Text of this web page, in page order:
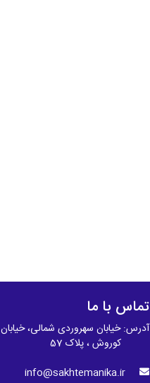
تماس با ما
آدرس: خیابان سهروردی شمالی، خیابان
کوروش ، پلاک 57
info@sakhtemanika.ir